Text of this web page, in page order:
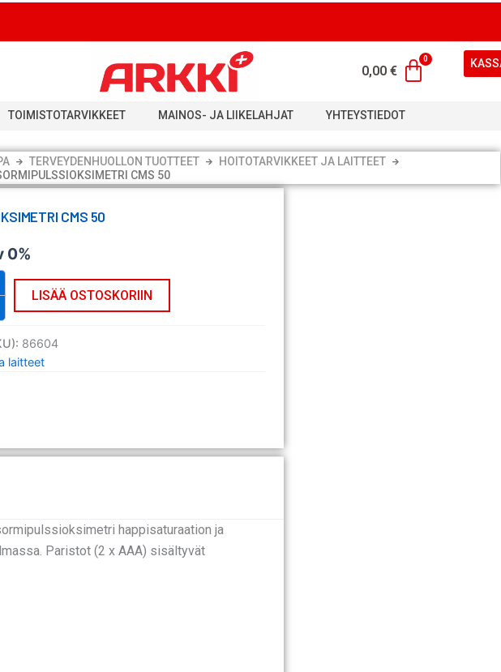
0,00 €
TOIMISTOTARVIKKEET MAINOS- JA LIIKELAHJAT YHTEYSTIEDOT
TERVEYDENHUOLLON TUOTTEET
HOITOTARVIKKEET JA LAITTEET
CMS 50
CMS 50
0%
LISÄÄ OSTOSKORIIN
86604
laitteet
happisaturaation ja
Paristot (2 x AAA) sisältyvät